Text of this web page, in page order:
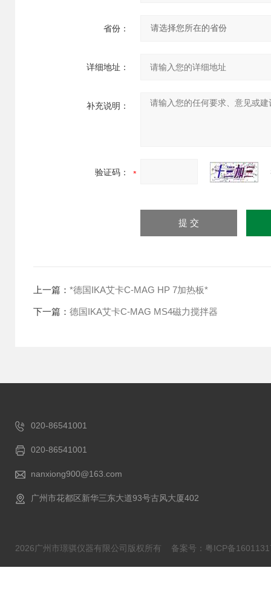
省份：
详细地址：
补充说明：
验证码：
上一篇： *德国IKA艾卡C-MAG HP 7加热板*
下一篇： 德国IKA艾卡C-MAG MS4磁力搅拌器
020-86541001
020-86541001
nanxiong900@163.com
广州市花都区新华三东大道93号古风大厦402
2026广州市璟骐仪器有限公司版权所有 备案号：粤ICP备